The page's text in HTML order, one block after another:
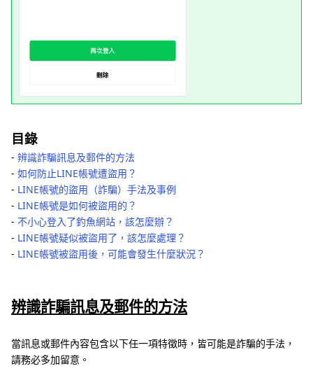
目錄
- 辨識詐騙訊息及郵件的方法
- 如何防止LINE帳號遭盜用？
- LINE帳號的盜用（詐騙）手法及事例
- LINE帳號是如何被盜用的？
- 不小心登入了釣魚網站，該怎麼辦？
- LINE帳號疑似被盜用了，該怎麼處理？
- LINE帳號被盜用後，可能會發生什麼狀況？
辨識詐騙訊息及郵件的方法
當訊息或郵件內容包含以下任一項特徵時，皆可能是詐騙的手法，
請務必多加留意。